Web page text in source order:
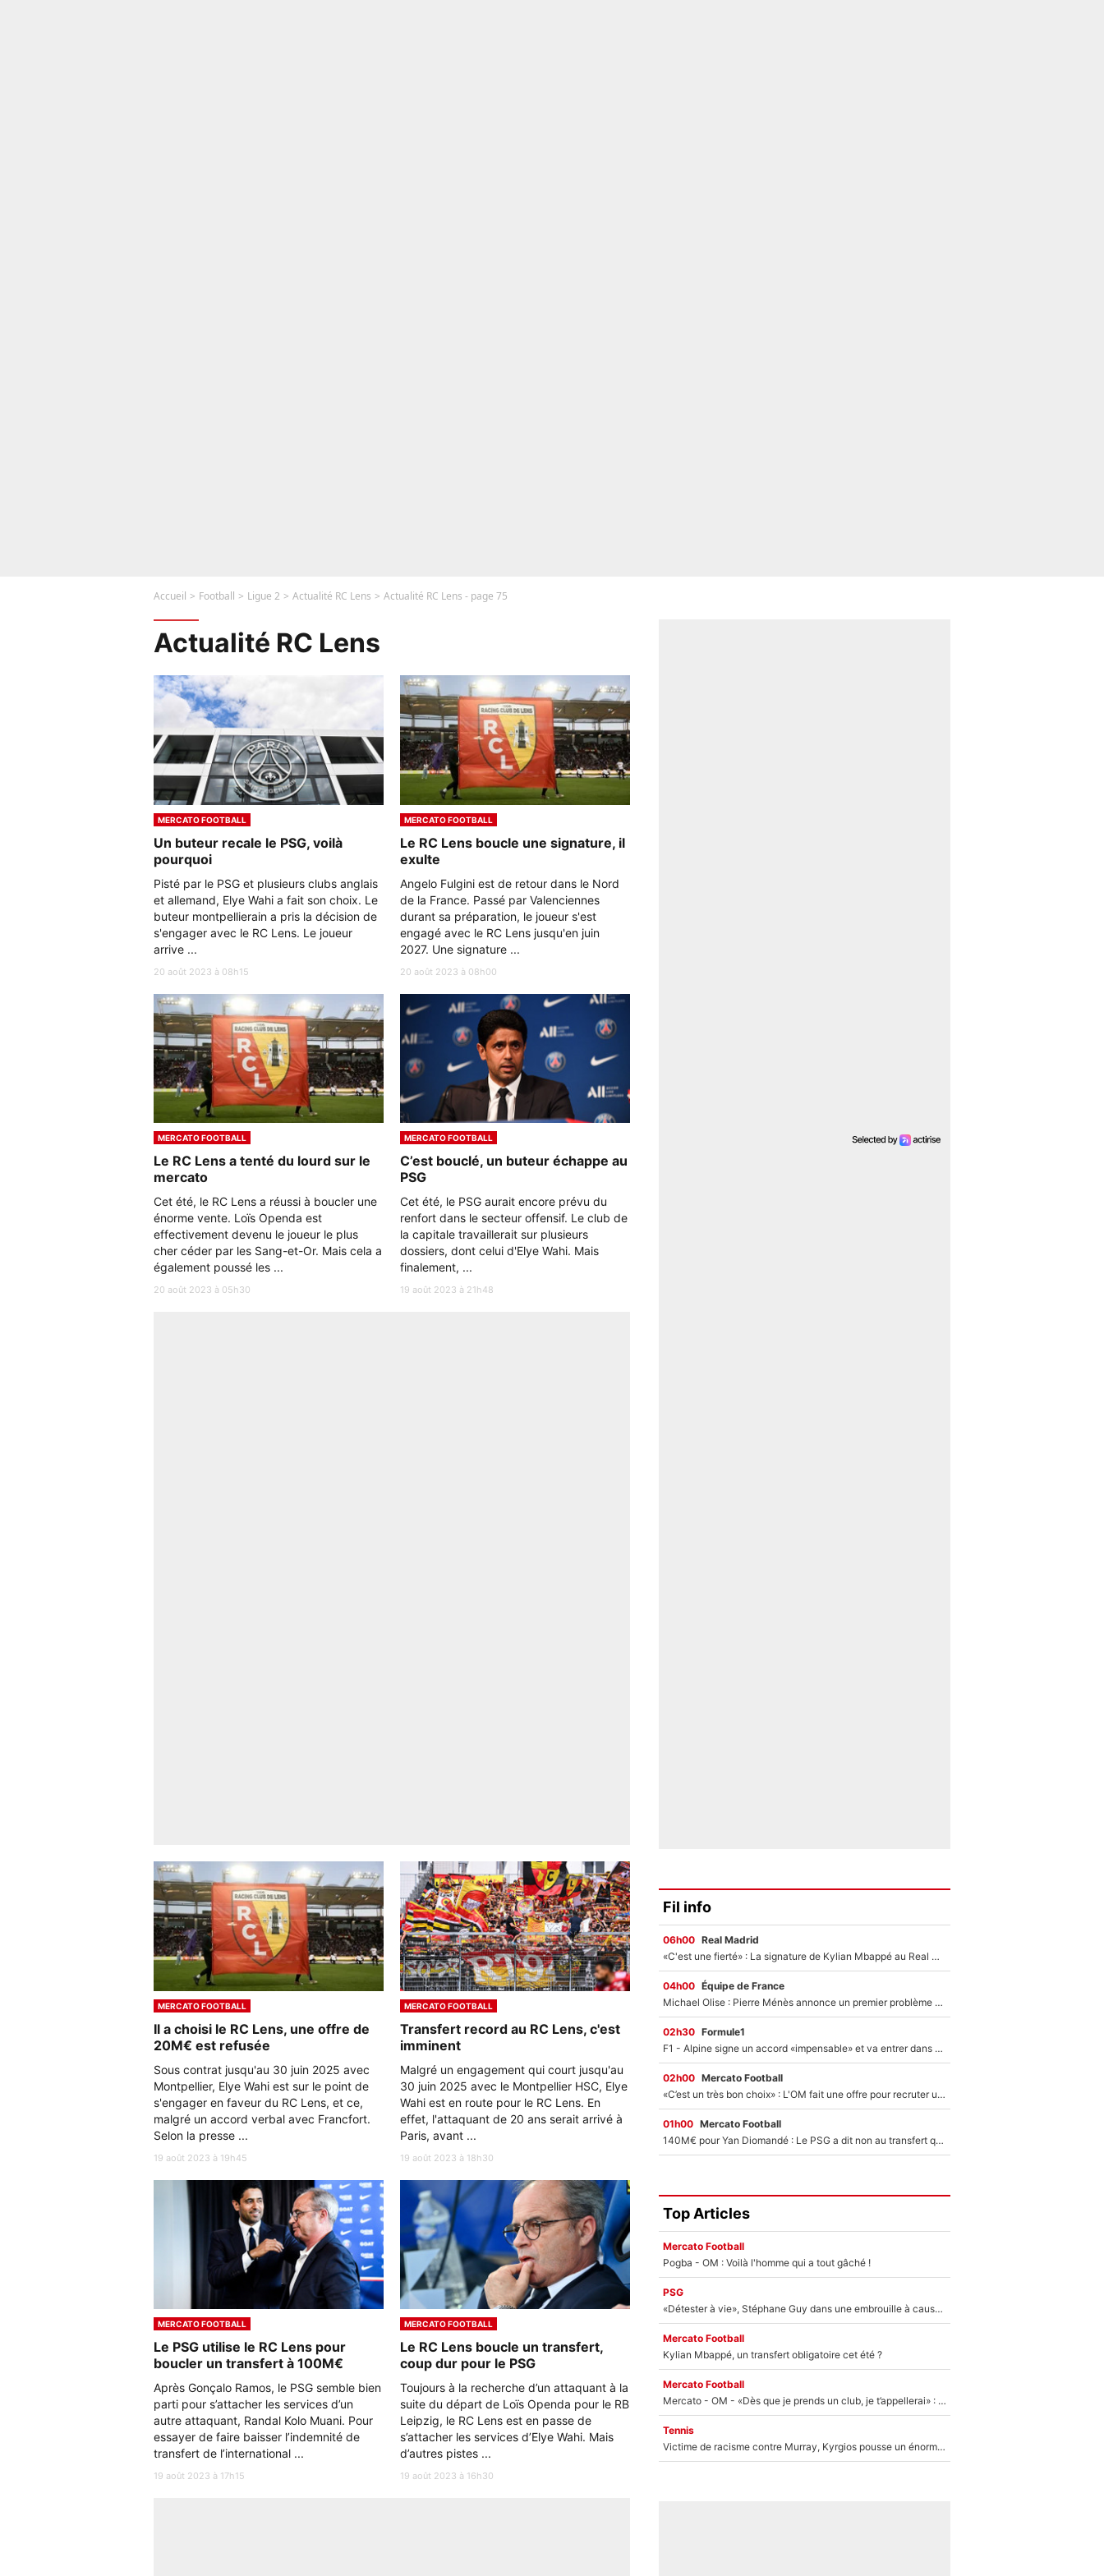
Accueil Football Ligue 2 Actualité RC Lens Actualité RC Lens - page 75
Actualité RC Lens
MERCATO FOOTBALL
Un buteur recale le PSG, voilà
pourquoi
Pisté par le PSG et plusieurs clubs anglais
et allemand, Elye Wahi a fait son choix. Le
buteur montpellierain a pris la décision de
s'engager avec le RC Lens. Le joueur
arrive ...
20 août 2023 à 08h15
MERCATO FOOTBALL
Le RC Lens boucle une signature, il
exulte
Angelo Fulgini est de retour dans le Nord
de la France. Passé par Valenciennes
durant sa préparation, le joueur s'est
engagé avec le RC Lens jusqu'en juin
2027. Une signature ...
20 août 2023 à 08h00
MERCATO FOOTBALL
Le RC Lens a tenté du lourd sur le
mercato
Cet été, le RC Lens a réussi à boucler une
énorme vente. Loïs Openda est
effectivement devenu le joueur le plus
cher céder par les Sang-et-Or. Mais cela a
également poussé les ...
20 août 2023 à 05h30
MERCATO FOOTBALL
C’est bouclé, un buteur échappe au
PSG
Cet été, le PSG aurait encore prévu du
renfort dans le secteur offensif. Le club de
la capitale travaillerait sur plusieurs
dossiers, dont celui d'Elye Wahi. Mais
finalement, ...
19 août 2023 à 21h48
MERCATO FOOTBALL
Il a choisi le RC Lens, une offre de
20M€ est refusée
Sous contrat jusqu'au 30 juin 2025 avec
Montpellier, Elye Wahi est sur le point de
s'engager en faveur du RC Lens, et ce,
malgré un accord verbal avec Francfort.
Selon la presse ...
19 août 2023 à 19h45
MERCATO FOOTBALL
Transfert record au RC Lens, c'est
imminent
Malgré un engagement qui court jusqu'au
30 juin 2025 avec le Montpellier HSC, Elye
Wahi est en route pour le RC Lens. En
effet, l'attaquant de 20 ans serait arrivé à
Paris, avant ...
19 août 2023 à 18h30
MERCATO FOOTBALL
Le PSG utilise le RC Lens pour
boucler un transfert à 100M€
Après Gonçalo Ramos, le PSG semble bien
parti pour s’attacher les services d’un
autre attaquant, Randal Kolo Muani. Pour
essayer de faire baisser l’indemnité de
transfert de l’international ...
19 août 2023 à 17h15
MERCATO FOOTBALL
Le RC Lens boucle un transfert,
coup dur pour le PSG
Toujours à la recherche d’un attaquant à la
suite du départ de Loïs Openda pour le RB
Leipzig, le RC Lens est en passe de
s’attacher les services d’Elye Wahi. Mais
d’autres pistes ...
19 août 2023 à 16h30
Fil info
06h00 Real Madrid
«C'est une fierté» : La signature de Kylian Mbappé au Real Madrid continue de régaler l'Espagne
04h00 Équipe de France
Michael Olise : Pierre Ménès annonce un premier problème pour Zinedine Zidane en équipe de France
02h30 Formule1
F1 - Alpine signe un accord «impensable» et va entrer dans une nouvelle dimension : Grande nouvelle pour Pierre Gasly !
02h00 Mercato Football
«C’est un très bon choix» : L'OM fait une offre pour recruter un ancien joueur du PSG... et c'est validé dans l'After Foot !
01h00 Mercato Football
140M€ pour Yan Diomandé : Le PSG a dit non au transfert qui bat tous les records sur le mercato
Top Articles
Mercato Football
Pogba - OM : Voilà l'homme qui a tout gâché !
PSG
«Détester à vie», Stéphane Guy dans une embrouille à cause du PSG !
Mercato Football
Kylian Mbappé, un transfert obligatoire cet été ?
Mercato Football
Mercato - OM - «Dès que je prends un club, je t’appellerai» : La promesse de Marcelino au moment de claquer la porte
Tennis
Victime de racisme contre Murray, Kyrgios pousse un énorme coup de gueule !